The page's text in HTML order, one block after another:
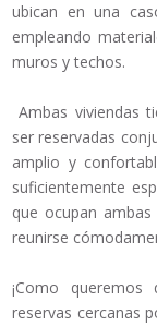
ubican en una
empleando
muros y techos.
Ambas viviendas
ser reservadas
amplio y
suficientemente
que ocupan
reunirse
¡Como
reservas cercanas